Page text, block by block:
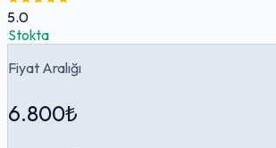
5.0
·Stokta
Fiyat Aralığı
6.800₺